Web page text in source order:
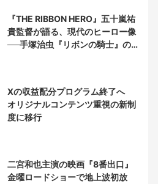
『THE RIBBON HERO』五十嵐祐
貴監督が語る、現代のヒーロー像
──手塚治虫『リボンの騎士』の
Xの収益配分プログラム終了へ
オリジナルコンテンツ重視の新制
度に移行
二宮和也主演の映画『8番出口』
金曜ロードショーで地上波初放